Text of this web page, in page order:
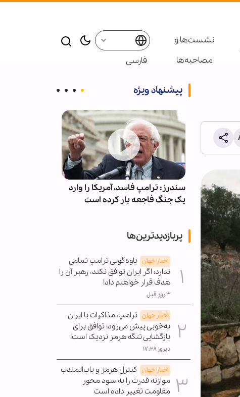
نشست‌ها و
مصاحبه‌ها
فارسی
پیشنهاد ویژه
اعلام
سندرز: ترامپ فاسد، آمریکا را وارد
یک جنگ فاجعه بار کرده است
پربازدیدترین‌ها
اخبار جهان یاوه‌گویی ترامپ تمامی
ندارد؛ اگر ایران توافق نکند، رهبر آن را
هدف قرار خواهیم داد!
۳ روز قبل
اخبار جهان ترامپ: مذاکرات با ایران
به‌خوبی پیش می‌رود؛ توافق برای
بازگشایی تنگه هرمز نزدیک است!
دیروز ۱۷:۲۸
اخبار جهان کنترل هرمز و باب‌المندب
موازنه قدرت را به سود محور
مقاومت تغییر داده است